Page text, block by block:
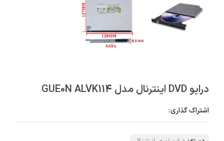
درایو DVD اینترنال مدل GUE0N ALVK114
اشتراک گذاری: